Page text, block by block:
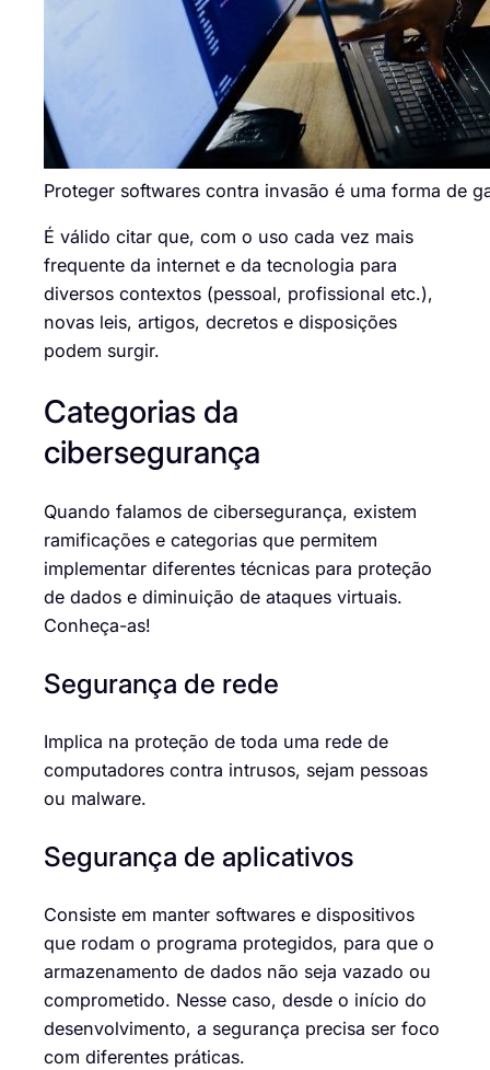
Proteger softwares contra invasão é uma forma de
É válido citar que, com o uso cada vez mais
frequente da internet e da tecnologia para
diversos contextos (pessoal, profissional etc.),
novas leis, artigos, decretos e disposições
podem surgir.
Categorias da
cibersegurança
Quando falamos de cibersegurança, existem
ramificações e categorias que permitem
implementar diferentes técnicas para proteção
de dados e diminuição de ataques virtuais.
Conheça-as!
Segurança de rede
Implica na proteção de toda uma rede de
computadores contra intrusos, sejam pessoas
ou malware.
Segurança de aplicativos
Consiste em manter softwares e dispositivos
que rodam o programa protegidos, para que o
armazenamento de dados não seja vazado ou
comprometido. Nesse caso, desde o início do
desenvolvimento, a segurança precisa ser foco
com diferentes práticas.